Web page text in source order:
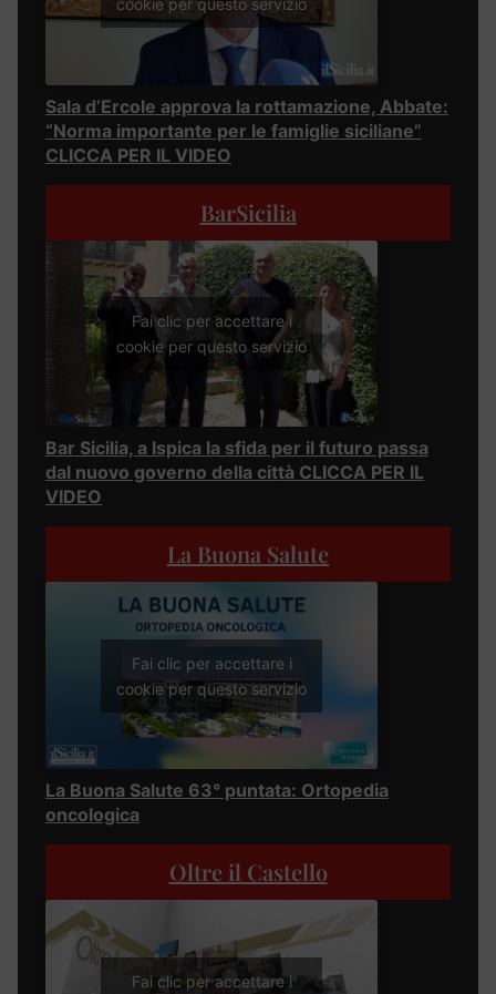
cookie per questo servizio
Sala d’Ercole approva la rottamazione, Abbate:
“Norma importante per le famiglie siciliane”
CLICCA PER IL VIDEO
BarSicilia
Fai clic per accettare i
cookie per questo servizio
Bar Sicilia, a Ispica la sfida per il futuro passa
dal nuovo governo della città CLICCA PER IL
VIDEO
La Buona Salute
Fai clic per accettare i
cookie per questo servizio
La Buona Salute 63° puntata: Ortopedia
oncologica
Oltre il Castello
Fai clic per accettare i